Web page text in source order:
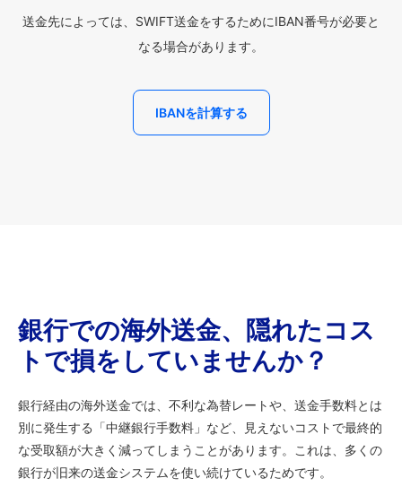
送金先によっては、SWIFT送金をするためにIBAN番号が必要と
なる場合があります。
IBANを計算する
銀行での海外送金、隠れたコス
トで損をしていませんか？
銀行経由の海外送金では、不利な為替レートや、送金手数料とは
別に発生する「中継銀行手数料」など、見えないコストで最終的
な受取額が大きく減ってしまうことがあります。これは、多くの
銀行が旧来の送金システムを使い続けているためです。